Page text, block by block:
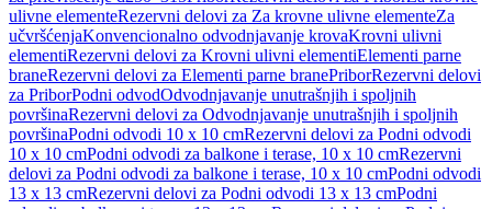
ulivne elementeRezervni delovi za Za krovne ulivne elementeZa
učvršćenjaKonvencionalno odvodnjavanje krovaKrovni ulivni
elementiRezervni delovi za Krovni ulivni elementiElementi parne
braneRezervni delovi za Elementi parne branePriborRezervni delovi
za PriborPodni odvodOdvodnjavanje unutrašnjih i spoljnih
površinaRezervni delovi za Odvodnjavanje unutrašnjih i spoljnih
površinaPodni odvodi 10 x 10 cmRezervni delovi za Podni odvodi
10 x 10 cmPodni odvodi za balkone i terase, 10 x 10 cmRezervni
delovi za Podni odvodi za balkone i terase, 10 x 10 cmPodni odvodi
13 x 13 cmRezervni delovi za Podni odvodi 13 x 13 cmPodni